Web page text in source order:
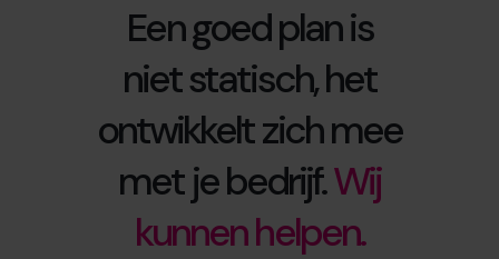
Een goed plan is
niet statisch, het
ontwikkelt zich mee
met je bedrijf.Wij
kunnen helpen.